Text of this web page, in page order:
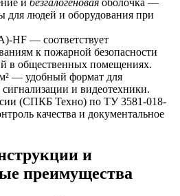
для людей и оборудования при
HF — соответствует
к пожарной безопасности
в общественных помещениях.
— удобный формат для
и видеотехники.
(СПКБ Техно) по ТУ 3581-018-
качества и документальное
и
преимущества